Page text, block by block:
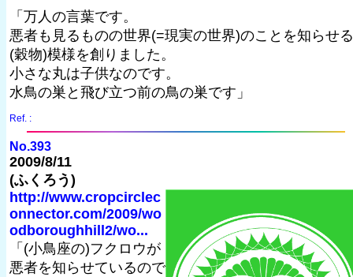
「万人の言葉です。
悪者も見るものの世界(=現実の世界)のことを知らせる
(穀物)模様を創りました。
小さな丸は子供なのです。
水鳥の巣と飛び立つ前の鳥の巣です」
Ref. :
No.393
2009/8/11
(ふくろう)
http://www.cropcirclec
onnector.com/2009/wo
odboroughhill2/wo...
「(小鳥座の)フクロウが
悪者を知らせているので